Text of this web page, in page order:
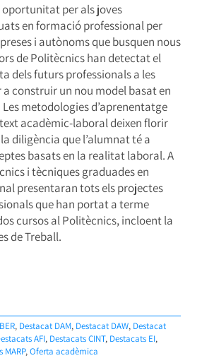
oportunitat per als joves
en formació professional per
i autònoms que busquen nous
de Politècnics han detectat el
dels futurs professionals a les
construir un nou model basat en
metodologies d’aprenentatge
acadèmic-laboral deixen florir
diligència que l’alumnat té a
basats en la realitat laboral. A
i tècniques graduades en
presentaran tots els projectes
que han portat a terme
cursos al Politècnics, incloent la
de Treball.
, Destacat DAM, Destacat DAW, Destacat
AFI, Destacats CINT, Destacats EI,
MARP,Oferta acadèmica